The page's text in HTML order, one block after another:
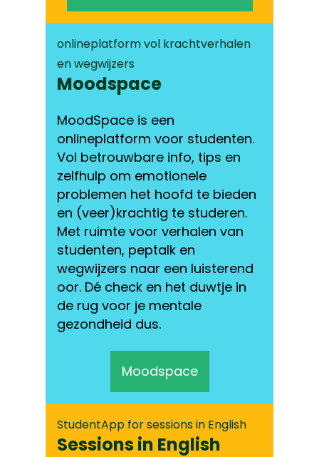
onlineplatform vol krachtverhalen
en wegwijzers
Moodspace
MoodSpace is een
onlineplatform voor studenten.
Vol betrouwbare info, tips en
zelfhulp om emotionele
problemen het hoofd te bieden
en (veer)krachtig te studeren.
Met ruimte voor verhalen van
studenten, peptalk en
wegwijzers naar een luisterend
oor. Dé check en het duwtje in
de rug voor je mentale
gezondheid dus.
Moodspace
StudentApp for sessions in English
Sessions in English